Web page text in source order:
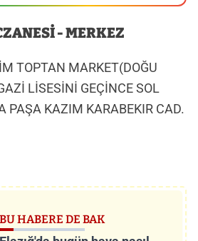
- MERKEZ
TOPTAN MARKET(DOĞU
LİSESİNİ GEÇİNCE SOL
PAŞA KAZIM KARABEKIR CAD.
BU HABERE DE BAK